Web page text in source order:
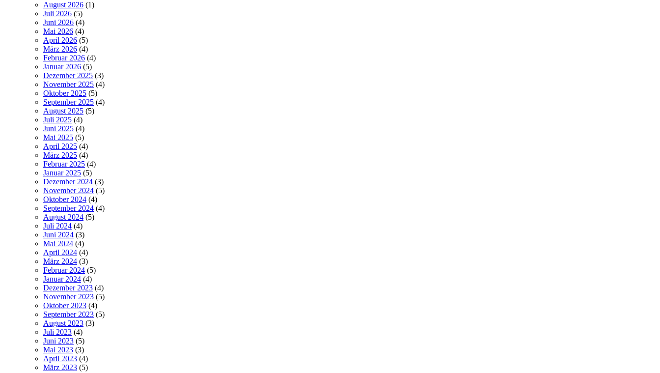
August 2026 (1)
Juli 2026 (5)
Juni 2026 (4)
Mai 2026 (4)
April 2026 (5)
März 2026 (4)
Februar 2026 (4)
Januar 2026 (5)
Dezember 2025 (3)
November 2025 (4)
Oktober 2025 (5)
September 2025 (4)
August 2025 (5)
Juli 2025 (4)
Juni 2025 (4)
Mai 2025 (5)
April 2025 (4)
März 2025 (4)
Februar 2025 (4)
Januar 2025 (5)
Dezember 2024 (3)
November 2024 (5)
Oktober 2024 (4)
September 2024 (4)
August 2024 (5)
Juli 2024 (4)
Juni 2024 (3)
Mai 2024 (4)
April 2024 (4)
März 2024 (3)
Februar 2024 (5)
Januar 2024 (4)
Dezember 2023 (4)
November 2023 (5)
Oktober 2023 (4)
September 2023 (5)
August 2023 (3)
Juli 2023 (4)
Juni 2023 (5)
Mai 2023 (3)
April 2023 (4)
März 2023 (5)